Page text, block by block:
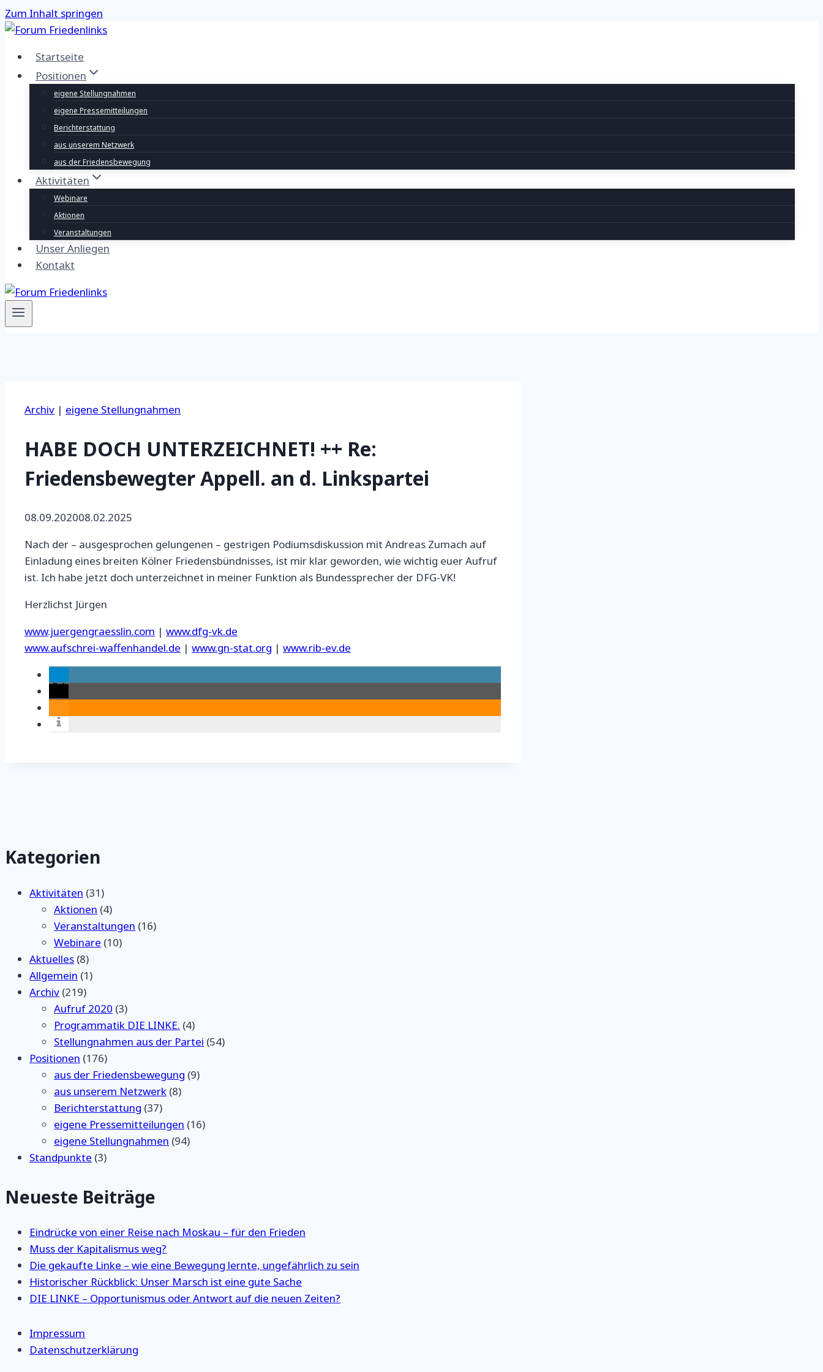
Zum Inhalt springen
Startseite
Positionen
eigene Stellungnahmen
eigene Pressemitteilungen
Berichterstattung
aus unserem Netzwerk
aus der Friedensbewegung
Aktivitäten
Webinare
Aktionen
Veranstaltungen
Unser Anliegen
Kontakt
Archiv | eigene Stellungnahmen
HABE DOCH UNTERZEICHNET! ++ Re:
Friedensbewegter Appell. an d. Linkspartei
08.09.202008.02.2025
Nach der – ausgesprochen gelungenen – gestrigen Podiumsdiskussion mit Andreas Zumach auf
Einladung eines breiten Kölner Friedensbündnisses, ist mir klar geworden, wie wichtig euer Aufruf
ist. Ich habe jetzt doch unterzeichnet in meiner Funktion als Bundessprecher der DFG-VK!
Herzlichst Jürgen
www.juergengraesslin.com | www.dfg-vk.de
www.aufschrei-waffenhandel.de | www.gn-stat.org | www.rib-ev.de
Kategorien
Aktivitäten (31)
Aktionen (4)
Veranstaltungen (16)
Webinare (10)
Aktuelles (8)
Allgemein (1)
Archiv (219)
Aufruf 2020 (3)
Programmatik DIE LINKE. (4)
Stellungnahmen aus der Partei (54)
Positionen (176)
aus der Friedensbewegung (9)
aus unserem Netzwerk (8)
Berichterstattung (37)
eigene Pressemitteilungen (16)
eigene Stellungnahmen (94)
Standpunkte (3)
Neueste Beiträge
Eindrücke von einer Reise nach Moskau – für den Frieden
Muss der Kapitalismus weg?
Die gekaufte Linke – wie eine Bewegung lernte, ungefährlich zu sein
Historischer Rückblick: Unser Marsch ist eine gute Sache
DIE LINKE – Opportunismus oder Antwort auf die neuen Zeiten?
Impressum
Datenschutzerklärung